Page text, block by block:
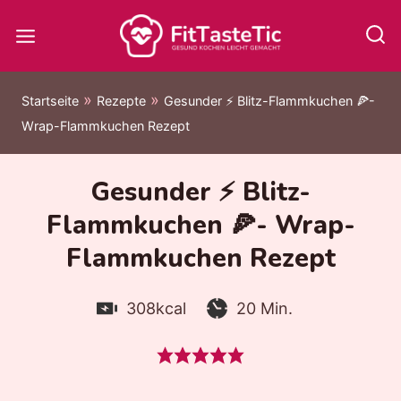
Inhalt
Startseite » Rezepte » Gesunder ⚡️ Blitz-Flammkuchen 🍕-
Wrap-Flammkuchen Rezept
Gesunder ⚡️ Blitz-
Flammkuchen 🍕- Wrap-
Flammkuchen Rezept
Kalorien:
308kcal Zubereitungszeit:
20Minuten
Min.